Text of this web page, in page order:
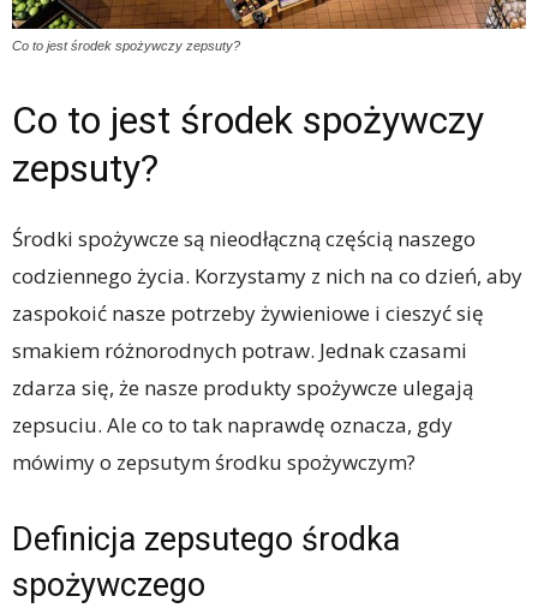
Co to jest środek spożywczy zepsuty?
Co to jest środek spożywczy
zepsuty?
Środki spożywcze są nieodłączną częścią naszego
codziennego życia. Korzystamy z nich na co dzień, aby
zaspokoić nasze potrzeby żywieniowe i cieszyć się
smakiem różnorodnych potraw. Jednak czasami
zdarza się, że nasze produkty spożywcze ulegają
zepsuciu. Ale co to tak naprawdę oznacza, gdy
mówimy o zepsutym środku spożywczym?
Definicja zepsutego środka
spożywczego